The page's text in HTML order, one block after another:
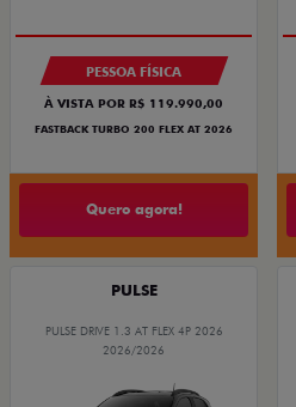
PESSOA FÍSICA
À VISTA POR R$ 119.990,00
FASTBACK TURBO 200 FLEX AT 2026
Quero agora!
PULSE
PULSE DRIVE 1.3 AT FLEX 4P 2026
2026/2026